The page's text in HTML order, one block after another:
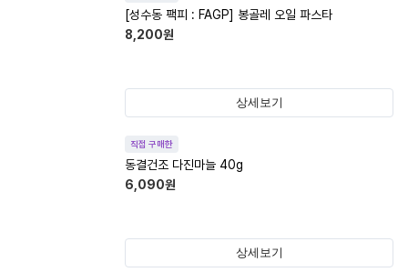
[성수동 팩피 : FAGP] 봉골레 오일 파스타
8,200원
상세보기
직접 구매한
동결건조 다진마늘 40g
6,090원
상세보기